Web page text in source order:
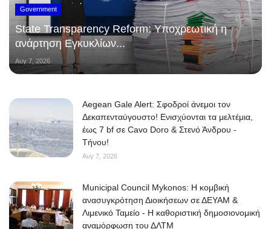
Government
State Transparency Reform: Υποχρεωτική η
ανάρτηση Εγκυκλίων...
Αυγ 7, 2026
Aegean Gale Alert: Σφοδροί άνεμοι τον
Δεκαπενταύγουστο! Ενισχύονται τα μελτέμια,
έως 7 bf σε Cavo Doro & Στενό Άνδρου -
Τήνου!
Αυγ 7, 2026
Municipal Council Mykonos: Η κομβική
ανασυγκρότηση Διοικήσεων σε ΔΕΥΑΜ &
Λιμενικό Ταμείο - Η καθοριστική δημοσιονομική
αναμόρφωση του ΔΛΤΜ